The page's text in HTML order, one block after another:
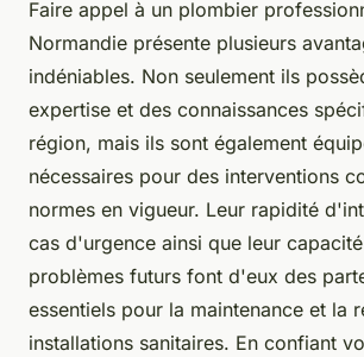
Faire appel à un plombier
Normandie présente plusieurs
indéniables. Non seulement ils
expertise et des connaissances
région, mais ils sont également
nécessaires pour des interventions
normes en vigueur. Leur rapidité
cas d'urgence ainsi que leur
problèmes futurs font d'eux des
essentiels pour la maintenance et la
installations sanitaires. En confiant